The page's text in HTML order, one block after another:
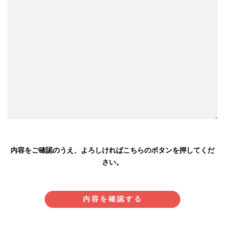
内容をご確認のうえ、よろしければこちらのボタンを押してくだ
さい。